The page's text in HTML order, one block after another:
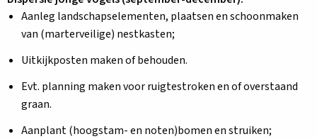
Aanleg landschapselementen, plaatsen en schoonmaken
van (marterveilige) nestkasten;
Uitkijkposten maken of behouden.
Evt. planning maken voor ruigtestroken en of overstaand
graan.
Aanplant (hoogstam- en noten)bomen en struiken;